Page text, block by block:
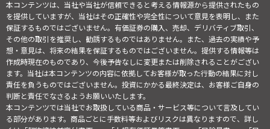
本コンテンツは、当社や当社が信頼できると考える情報源から提供されたもの
を提供していますが、当社はその正確性や完全性について意見を表明し、また
保証するものではございません。有価証券の購入、売却、デリバティブ取引、
その他の取引を推奨し、勧誘するものではありません。また、過去の実績や予
想・意見は、将来の結果を保証するものではございません。提供する情報等は
作成時現在のものであり、今後予告なしに変更または削除されることがござい
ます。当社は本コンテンツの内容に依拠してお客様が取った行動の結果に対し
責任を負うものではございません。投資にかかる最終決定は、お客様ご自身の
判断と責任でなさるようお願いいたします。
本コンテンツでは当社でお取扱している商品・サービス等について言及してい
る部分があります。商品ごとに手数料等およびリスクは異なりますので、詳し